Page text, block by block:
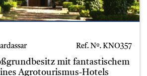
Ref. Nº. KNO357
mit fantastischem
Agrotourismus-Hotels